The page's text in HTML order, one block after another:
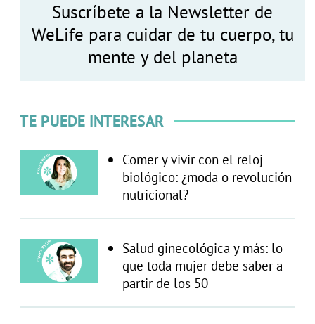
Suscríbete a la Newsletter de
WeLife para cuidar de tu cuerpo, tu
mente y del planeta
TE PUEDE INTERESAR
Comer y vivir con el reloj
biológico: ¿moda o revolución
nutricional?
Salud ginecológica y más: lo
que toda mujer debe saber a
partir de los 50